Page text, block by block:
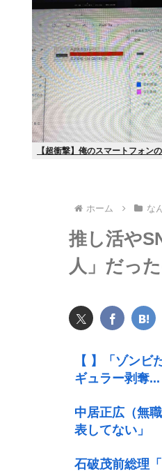
【超衝撃】俺のスマートフォン
ホーム な
推し活や
人」だっ
【 】「ゾン
ギュラー剥奪...
中居正広（無
表してない」
石破茂前総理